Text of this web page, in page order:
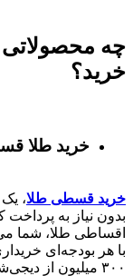
چه محصولاتی
خرید؟
خرید طلا
خرید قسطی طلا،
بدون نیاز به
اقساطی طلا، شما
با هر بودجه‌ای
۳۰۰ میلیون از دیجی‌شهر وام کالا دریافت کنند.